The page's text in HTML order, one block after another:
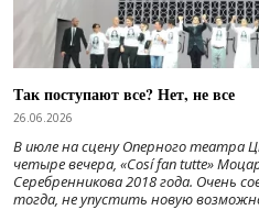
Так поступают все? Нет, не все
26.06.2026
В июле на сцену Оперного театра
четыре вечера, «Cosí fan tutte»
Серебренникова 2018 года. Очень
тогда, не упустить новую